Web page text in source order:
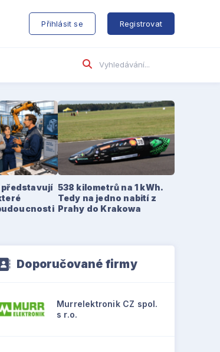
Přihlásit se Registrovat
představují 538 kilometrů na 1 kWh.
Tedy na jedno nabití z
Prahy do Krakowa
Doporučované firmy
Murrelektronik CZ spol.
s r.o.